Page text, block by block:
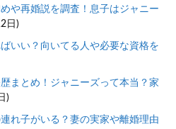
や再婚説を調査！息子はジャニー
日)
いい？向いてる人や必要な資格を
まとめ！ジャニーズって本当？家
)
れ子がいる？妻の実家や離婚理由